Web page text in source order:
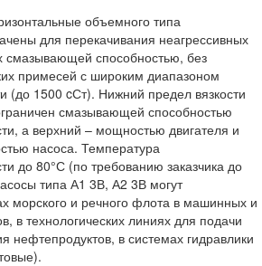
объемного типа
для перекачивания неагрессивных
смазывающей способностью, без
примесей с широким диапазоном
(до 1500 cСт). Нижний предел вязкости
смазывающей способностью
а верхний – мощностью двигателя и
насоса. Температура
до 80°С (по требованию заказчика до
типа А1 3В, А2 3В могут
морского и речного флота в машинных и
в технологических линиях для подачи
нефтепродуктов, в системах гидравлики